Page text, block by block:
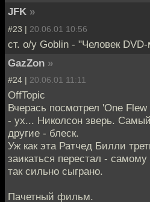
JFK »
#23 | 20.06.01 10:56
ст. о/у Goblin - "Человек
GazZon »
#24 | 20.06.01 11:11
OffTopic
Вчерась посмотрел 'One
- ух... Николсон зверь.
другие - блеск.
Уж как эта Ратчед Билли
заикаться перестал -
так сильно сыграно.
Пачетный фильм.